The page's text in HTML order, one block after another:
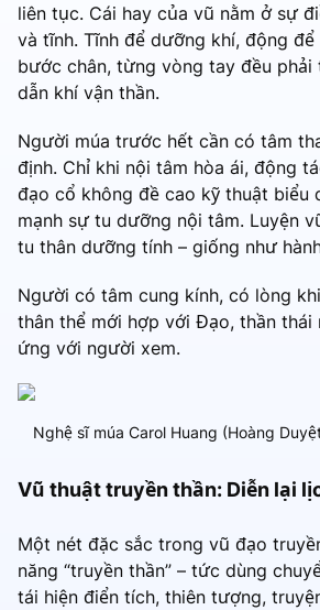
liên tục. Cái hay của vũ nằm ở sự
và tĩnh. Tĩnh để dưỡng khí, động để
bước chân, từng vòng tay đều phải
dẫn khí vận thần.
Người múa trước hết cần có tâm
định. Chỉ khi nội tâm hòa ái, động
đạo cổ không đề cao kỹ thuật biểu
mạnh sự tu dưỡng nội tâm. Luyện
tu thân dưỡng tính – giống như
Người có tâm cung kính, có lòng
thân thể mới hợp với Đạo, thần thái
ứng với người xem.
Nghệ sĩ múa Carol Huang (Hoàng
Vũ thuật truyền thần: Diễn lại
Một nét đặc sắc trong vũ đạo
năng “truyền thần” – tức dùng
tái hiện điển tích, thiên tượng,